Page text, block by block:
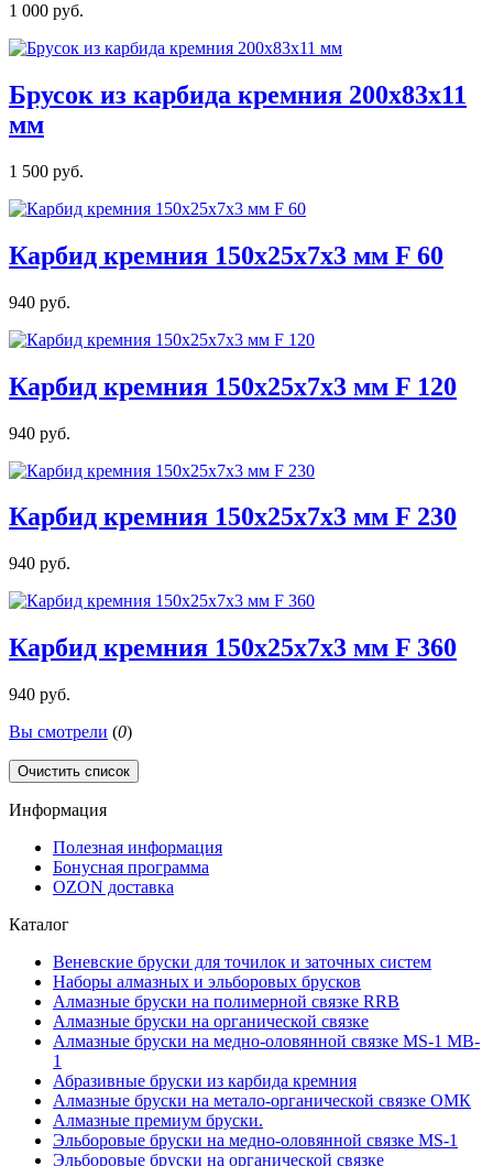
1 000 руб.
Брусок из карбида кремния 200х83х11
мм
1 500 руб.
Карбид кремния 150х25х7х3 мм F 60
940 руб.
Карбид кремния 150х25х7х3 мм F 120
940 руб.
Карбид кремния 150х25х7х3 мм F 230
940 руб.
Карбид кремния 150х25х7х3 мм F 360
940 руб.
Вы смотрели (0)
Очистить список
Информация
Полезная информация
Бонусная программа
OZON доставка
Каталог
Веневские бруски для точилок и заточных систем
Наборы алмазных и эльборовых брусков
Алмазные бруски на полимерной связке RRB
Алмазные бруски на органической связке
Алмазные бруски на медно-оловянной связке MS-1 MB-
1
Абразивные бруски из карбида кремния
Алмазные бруски на метало-органической связке ОМК
Алмазные премиум бруски.
Эльборовые бруски на медно-оловянной связке MS-1
Эльборовые бруски на органической связке